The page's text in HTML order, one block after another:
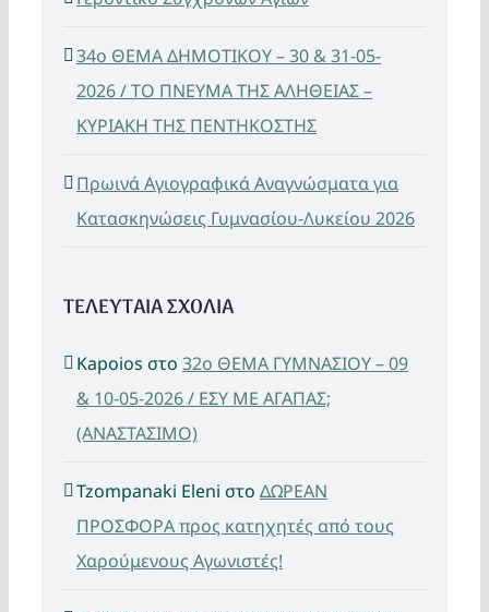
34ο ΘΕΜΑ ΔΗΜΟΤΙΚΟΥ – 30 & 31-05-
2026 / ΤΟ ΠΝΕΥΜΑ ΤΗΣ ΑΛΗΘΕΙΑΣ –
ΚΥΡΙΑΚΗ ΤΗΣ ΠΕΝΤΗΚΟΣΤΗΣ
Πρωινά Αγιογραφικά Αναγνώσματα για
Κατασκηνώσεις Γυμνασίου-Λυκείου 2026
ΤΕΛΕΥΤΑΙΑ ΣΧΟΛΙΑ
Kapoios στο 32ο ΘΕΜΑ ΓΥΜΝΑΣΙΟΥ – 09
& 10-05-2026 / ΕΣΥ ΜΕ ΑΓΑΠΑΣ;
(ΑΝΑΣΤΑΣΙΜΟ)
Tzompanaki Eleni στο ΔΩΡΕΑΝ
ΠΡΟΣΦΟΡΑ προς κατηχητές από τους
Χαρούμενους Αγωνιστές!